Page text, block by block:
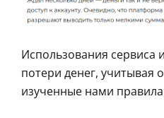
Использования сервиса
потери денег, учитывая
изученные нами